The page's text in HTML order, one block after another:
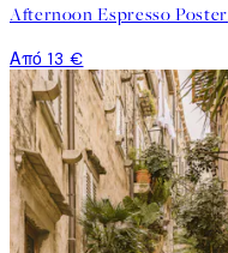
Afternoon Espresso Poster
Από 13 €